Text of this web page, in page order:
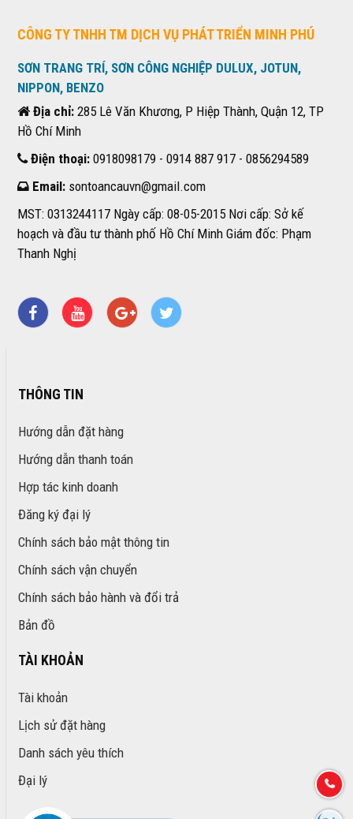
CÔNG TY TNHH TM DỊCH VỤ PHÁT TRIỂN MINH PHÚ
SƠN TRANG TRÍ, SƠN CÔNG NGHIỆP DULUX, JOTUN,
NIPPON, BENZO
Địa chỉ: 285 Lê Văn Khương, P Hiệp Thành, Quận 12, TP
Hồ Chí Minh
Điện thoại: 0918098179 - 0914 887 917 - 0856294589
Email: sontoancauvn@gmail.com
MST: 0313244117 Ngày cấp: 08-05-2015 Nơi cấp: Sở kế
hoạch và đầu tư thành phố Hồ Chí Minh Giám đốc: Phạm
Thanh Nghị
THÔNG TIN
Hướng dẫn đặt hàng
Hướng dẫn thanh toán
Hợp tác kinh doanh
Đăng ký đại lý
Chính sách bảo mật thông tin
Chính sách vận chuyển
Chính sách bảo hành và đổi trả
Bản đồ
TÀI KHOẢN
Tài khoản
Lịch sử đặt hàng
Danh sách yêu thích
Đại lý